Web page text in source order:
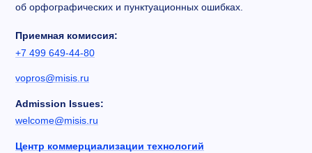
об орфографических и пунктуационных ошибках.
Приемная комиссия:
+7 499 649-44-80
vopros@misis.ru
Admission Issues:
welcome@misis.ru
Центр коммерциализации технологий